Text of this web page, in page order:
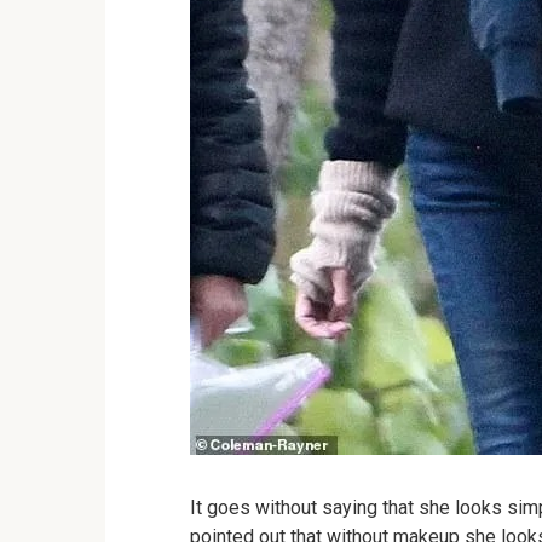
It goes without saying that she looks
pointed out that without makeup she